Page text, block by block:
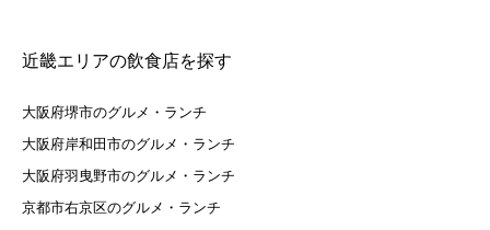
近畿エリアの飲食店を探す
大阪府堺市のグルメ・ランチ
大阪府岸和田市のグルメ・ランチ
大阪府羽曳野市のグルメ・ランチ
京都市右京区のグルメ・ランチ